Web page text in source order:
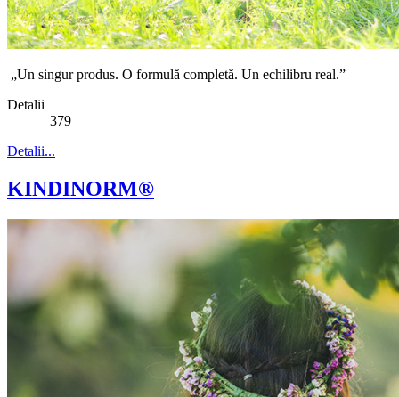
„Un singur produs. O formulă completă. Un echilibru real.”
Detalii
379
Detalii...
KINDINORM®